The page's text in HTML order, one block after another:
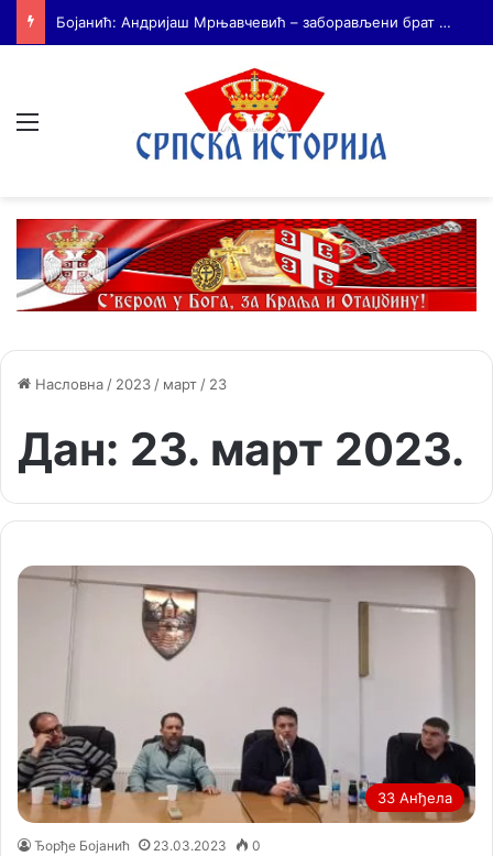
На Дражин дан у Лондону обележено 80. година од мучког убиства генерала Драгољуба Драже Михаиловића
Насловна / 2023 / март / 23
Дан: 23. март 2023.
33 Анђела
Ђорђе Бојанић 23.03.2023 0